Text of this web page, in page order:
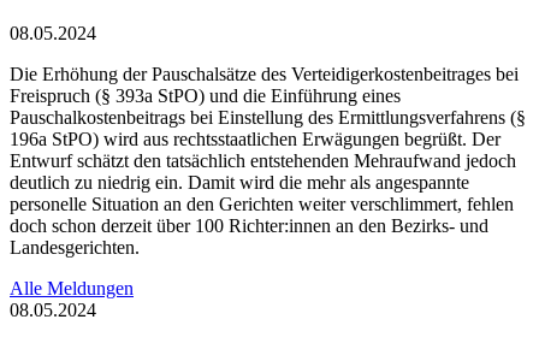
08.05.2024
Die Erhöhung der Pauschalsätze des Verteidigerkostenbeitrages bei
Freispruch (§ 393a StPO) und die Einführung eines
Pauschalkostenbeitrags bei Einstellung des Ermittlungsverfahrens (§
196a StPO) wird aus rechtsstaatlichen Erwägungen begrüßt. Der
Entwurf schätzt den tatsächlich entstehenden Mehraufwand jedoch
deutlich zu niedrig ein. Damit wird die mehr als angespannte
personelle Situation an den Gerichten weiter verschlimmert, fehlen
doch schon derzeit über 100 Richter:innen an den Bezirks- und
Landesgerichten.
Alle Meldungen
08.05.2024